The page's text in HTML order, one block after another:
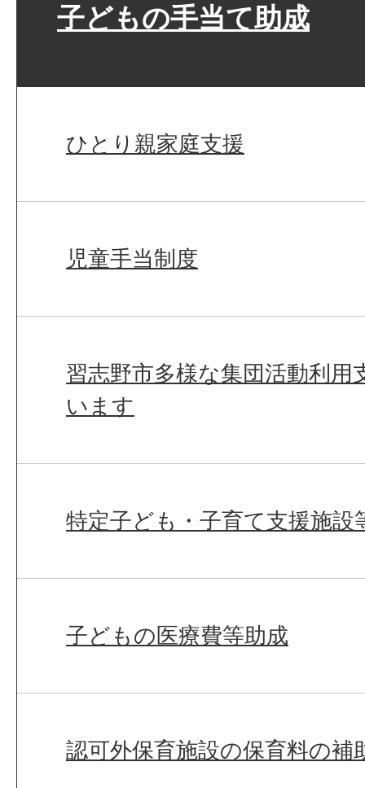
子どもの手当て助成
ひとり親家庭支援
児童手当制度
習志野市多様な集団活動利用
います
特定子ども・子育て支援施設
子どもの医療費等助成
認可外保育施設の保育料の補